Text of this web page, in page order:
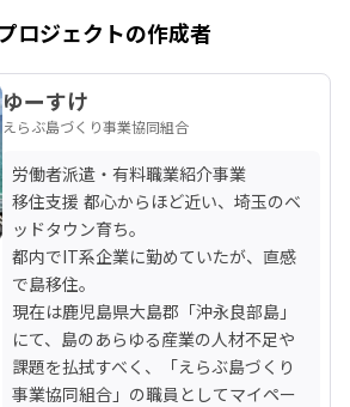
ロジェクトの作成者
ゆーすけ
えらぶ島づくり事業協同組合
労働者派遣・有料職業紹介事業
移住支援 都心からほど近い、埼玉のベ
ッドタウン育ち。
都内でIT系企業に勤めていたが、直感
で島移住。
現在は鹿児島県大島郡「沖永良部島」
にて、島のあらゆる産業の人材不足や
課題を払拭すべく、「えらぶ島づくり
事業協同組合」の職員としてマイペー